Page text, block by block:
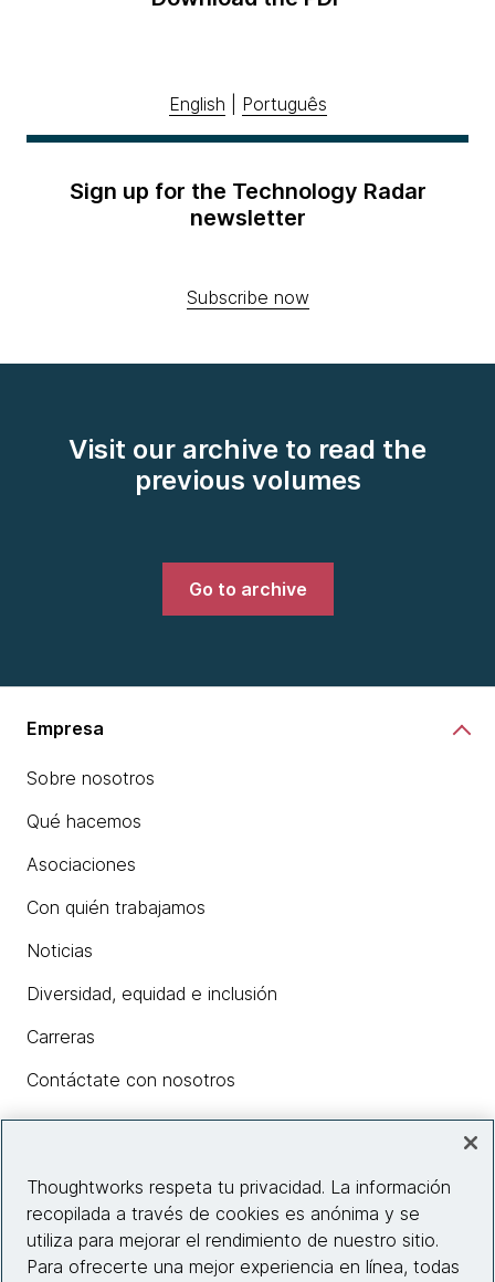
English Português
Sign up for the Technology Radar
newsletter
Subscribe now
Visit our archive to read the
previous volumes
Go to archive
Empresa
Sobre nosotros
Qué hacemos
Asociaciones
Con quién trabajamos
Noticias
Diversidad, equidad e inclusión
Carreras
Contáctate con nosotros
Información del sitio web
Thoughtworks respeta tu privacidad. La información
recopilada a través de cookies es anónima y se
utiliza para mejorar el rendimiento de nuestro sitio.
Para ofrecerte una mejor experiencia en línea, todas